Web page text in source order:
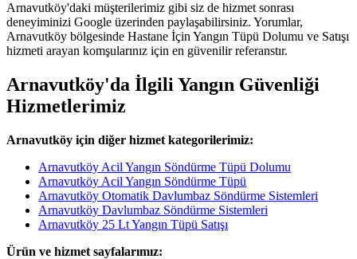
Arnavutköy'daki müşterilerimiz gibi siz de hizmet sonrası
deneyiminizi Google üzerinden paylaşabilirsiniz. Yorumlar,
Arnavutköy bölgesinde Hastane İçin Yangın Tüpü Dolumu ve Satışı
hizmeti arayan komşularınız için en güvenilir referanstır.
Arnavutköy'da İlgili Yangın Güvenliği
Hizmetlerimiz
Arnavutköy için diğer hizmet kategorilerimiz:
Arnavutköy Acil Yangın Söndürme Tüpü Dolumu
Arnavutköy Acil Yangın Söndürme Tüpü
Arnavutköy Otomatik Davlumbaz Söndürme Sistemleri
Arnavutköy Davlumbaz Söndürme Sistemleri
Arnavutköy 25 Lt Yangın Tüpü Satışı
Ürün ve hizmet sayfalarımız: